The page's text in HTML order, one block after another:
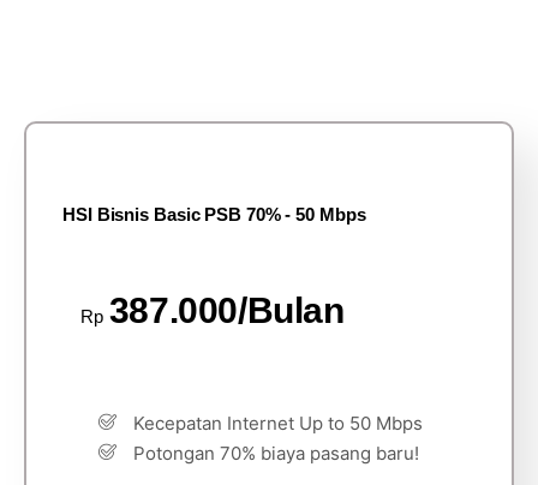
HSI Bisnis Basic PSB 70% - 50 Mbps
Rp 387.000/Bulan
Kecepatan Internet Up to 50 Mbps
Potongan 70% biaya pasang baru!